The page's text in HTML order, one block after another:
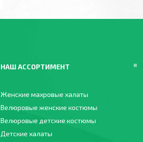
НАШ АССОРТИМЕНТ
Женские махровые халаты
Велюровые женские костюмы
Велюровые детские костюмы
Детские халаты